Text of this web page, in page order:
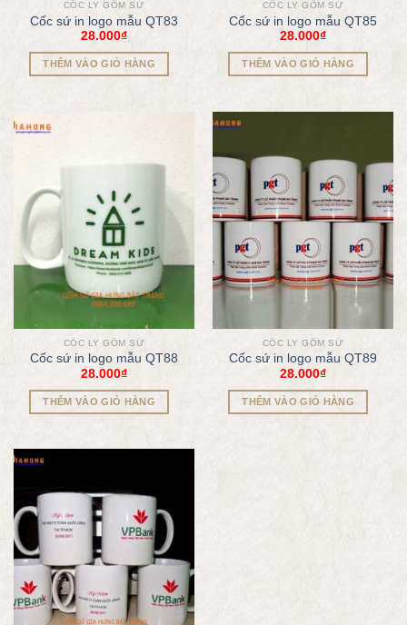
CỐC LY GỐM SỨ
Cốc sứ in logo mẫu QT83
28.000₫
THÊM VÀO GIỎ HÀNG
CỐC LY GỐM SỨ
Cốc sứ in logo mẫu QT85
28.000₫
THÊM VÀO GIỎ HÀNG
CỐC LY GỐM SỨ
Cốc sứ in logo mẫu QT88
28.000₫
THÊM VÀO GIỎ HÀNG
CỐC LY GỐM SỨ
Cốc sứ in logo mẫu QT89
28.000₫
THÊM VÀO GIỎ HÀNG